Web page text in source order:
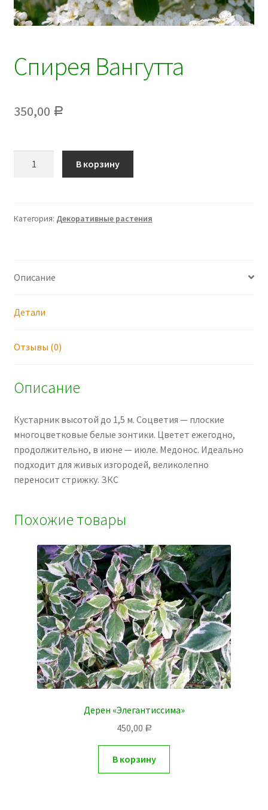
Спирея Вангутта
350,00 Р
В корзину
Категория: Декоративные растения
Описание
Детали
Отзывы (0)
Описание
Кустарник высотой до 1,5 м. Соцветия — плоские
многоцветковые белые зонтики. Цветет ежегодно,
продолжительно, в июне — июле. Медонос. Идеально
подходит для живых изгородей, великолепно
переносит стрижку. ЗКС
Похожие товары
Дерен «Элегантиссима»
450,00 Р
В корзину